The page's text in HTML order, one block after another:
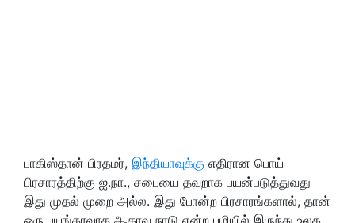
பாகிஸ்தான் பிரதமர், இந்தியாவுக்கு எதிரான பொய்
பிரசாரத்திற்கு ஐ.நா., சபையை தவறாக பயன்படுத்துவது
இது முதல் முறை அல்ல. இது போன்ற பிரசாரங்களால், தான்
ஒரு பயங்கரவாத ஆதரவு நாடு என்ற பழியில் இருந்து உலக